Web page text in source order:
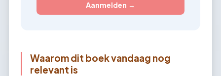
Aanmelden →
Waarom dit boek vandaag nog
relevant is